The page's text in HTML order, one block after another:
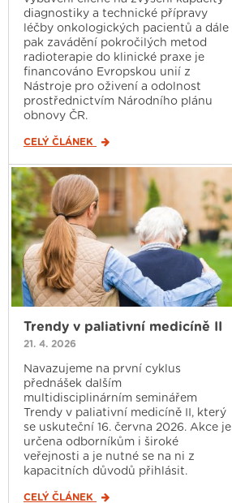
diagnostiky a technické přípravy
léčby onkologických pacientů a dále
pak zavádění pokročilých metod
radioterapie do klinické praxe je
financováno Evropskou unií z
Nástroje pro oživení a odolnost
prostřednictvím Národního plánu
obnovy ČR.
CELÝ ČLÁNEK
Trendy v paliativní medicíně II
21. 4. 2026
Navazujeme na první cyklus
přednášek dalším
multidisciplinárním seminářem
Trendy v paliativní medicíně II, který
se uskuteční 16. června 2026. Akce je
určena odborníkům i široké
veřejnosti a je nutné se na ni z
kapacitních důvodů přihlásit.
CELÝ ČLÁNEK